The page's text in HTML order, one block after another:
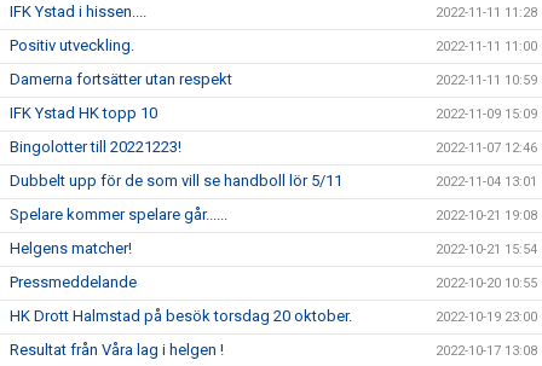
IFK Ystad i hissen.... 2022-11-11 11:28
Positiv utveckling. 2022-11-11 11:00
Damerna fortsätter utan respekt 2022-11-11 10:59
IFK Ystad HK topp 10 2022-11-09 15:09
Bingolotter till 20221223! 2022-11-07 12:46
Dubbelt upp för de som vill se handboll lör 5/11 2022-11-04 13:01
Spelare kommer spelare går...... 2022-10-21 19:08
Helgens matcher! 2022-10-21 15:54
Pressmeddelande 2022-10-20 10:55
HK Drott Halmstad på besök torsdag 20 oktober. 2022-10-19 23:00
Resultat från Våra lag i helgen ! 2022-10-17 13:08